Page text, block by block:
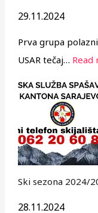
29.11.2024
Prva grupa
USAR tečaj… Read
Ski sezona 2024/
28.11.2024